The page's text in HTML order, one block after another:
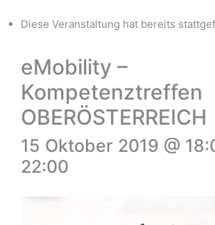
Diese Veranstaltung hat bereits
eMobility –
Kompetenztreffen
OBERÖSTERREICH
15 Oktober 2019 @
22:00